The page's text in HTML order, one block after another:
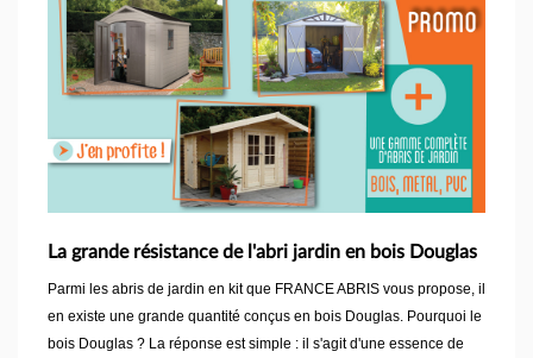
La grande résistance de l'abri jardin en bois Douglas
Parmi les abris de jardin en kit que FRANCE ABRIS vous propose, il
en existe une grande quantité conçus en bois Douglas. Pourquoi le
bois Douglas ? La réponse est simple : il s'agit d'une essence de